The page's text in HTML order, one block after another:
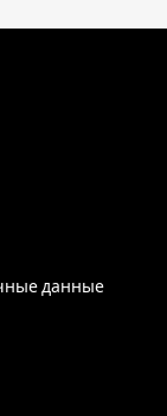
данные